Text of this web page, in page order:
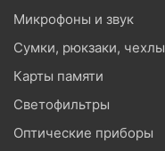
Микрофоны и звук
Сумки, рюкзаки, чехлы
Карты памяти
Светофильтры
Оптические приборы